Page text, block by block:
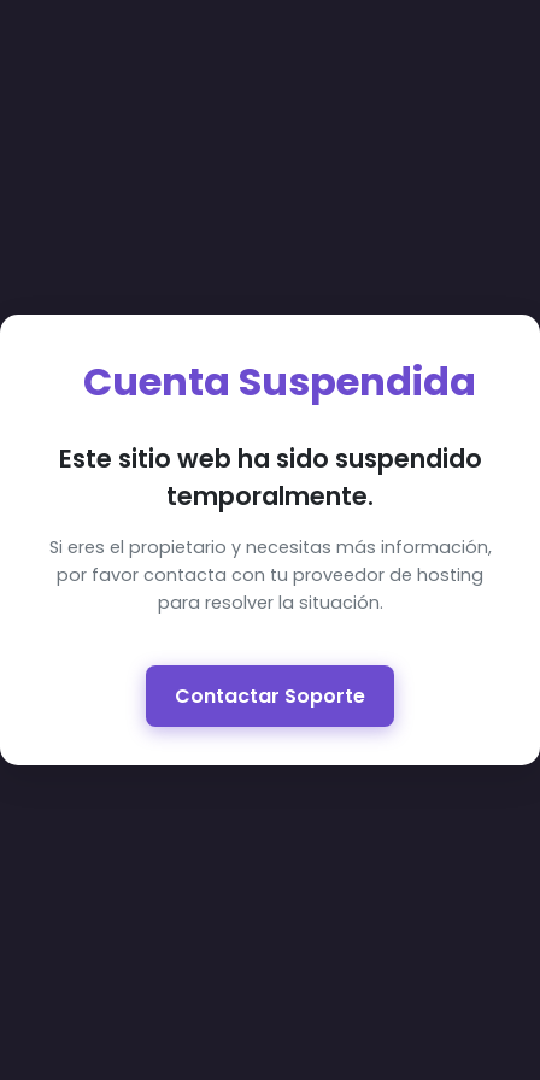
Cuenta Suspendida
Este sitio web ha sido suspendido
temporalmente.
Si eres el propietario y necesitas más información,
por favor contacta con tu proveedor de hosting
para resolver la situación.
Contactar Soporte